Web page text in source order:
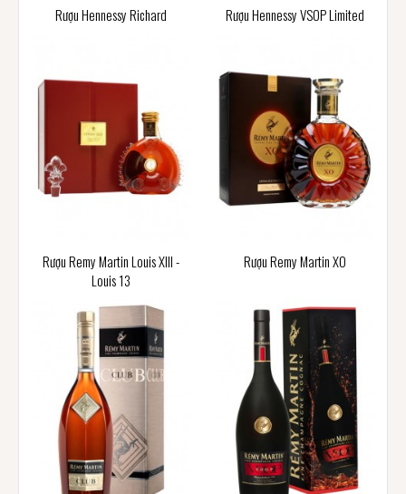
Rượu Hennessy Richard Rượu Hennessy VSOP Limited
Rượu Remy Martin Louis XIII -
Louis 13
Rượu Remy Martin XO